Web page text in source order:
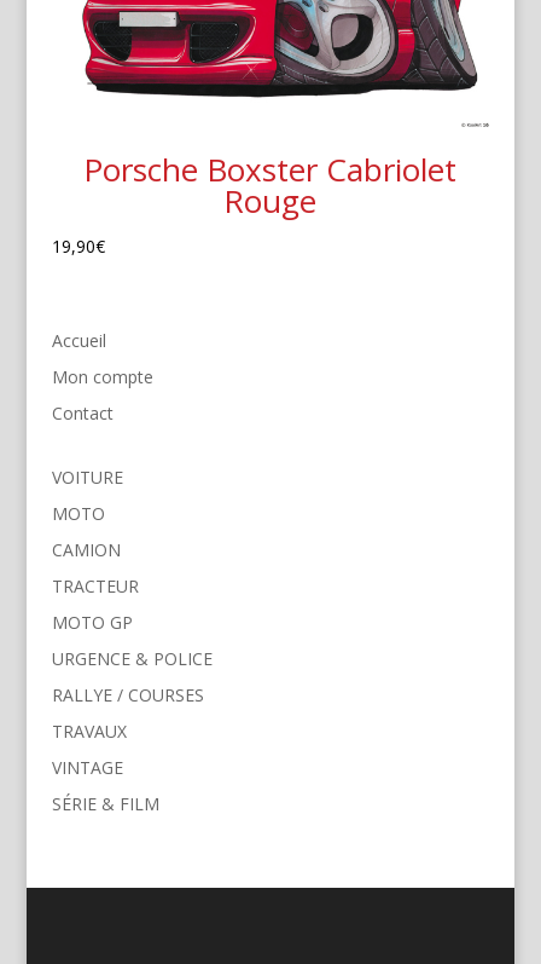
Porsche Boxster Cabriolet
Rouge
19,90€
Accueil
Mon compte
Contact
VOITURE
MOTO
CAMION
TRACTEUR
MOTO GP
URGENCE & POLICE
RALLYE / COURSES
TRAVAUX
VINTAGE
SÉRIE & FILM